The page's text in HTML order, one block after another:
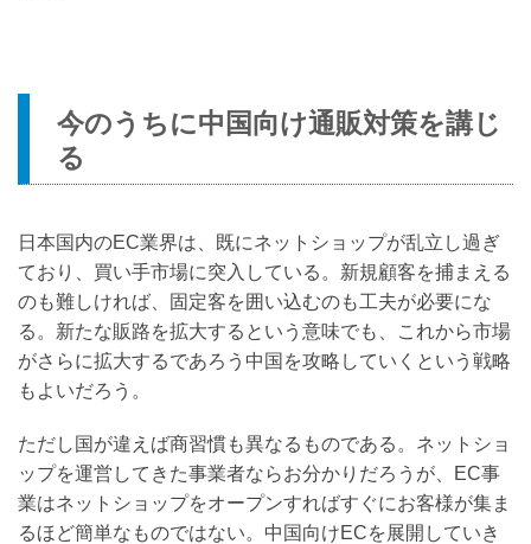
今のうちに中国向け通販対策を講じ
る
日本国内のEC業界は、既にネットショップが乱立し過ぎ
ており、買い手市場に突入している。新規顧客を捕まえる
のも難しければ、固定客を囲い込むのも工夫が必要にな
る。新たな販路を拡大するという意味でも、これから市場
がさらに拡大するであろう中国を攻略していくという戦略
もよいだろう。
ただし国が違えば商習慣も異なるものである。ネットショ
ップを運営してきた事業者ならお分かりだろうが、EC事
業はネットショップをオープンすればすぐにお客様が集ま
るほど簡単なものではない。中国向けECを展開していき